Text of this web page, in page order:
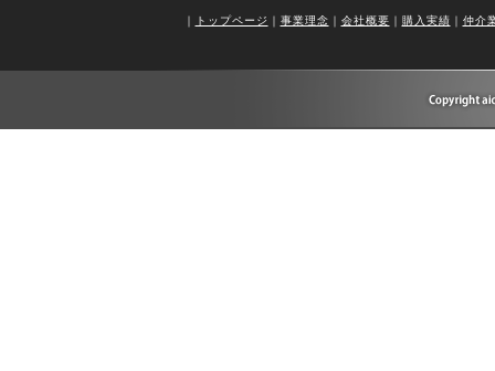
ら、取りやめさせていただ
・ 氏名 -性別 -生年月日
｜ トップページ ｜ 事業理念 ｜ 会社概要 ｜ 購入実績 ｜ 仲介